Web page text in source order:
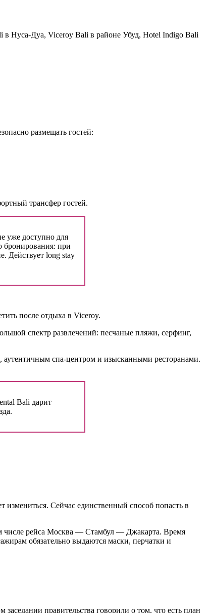
в Нуса-Дуа, Viceroy Bali в районе Убуд, Hotel Indigo Bali
размещать гостей:
трансфер гостей.
уже доступно для
бронирования: при
Действует long stay
после отдыха в Viceroy.
спектр развлечений: песчаные пляжи, серфинг,
спа-центром и изысканными ресторанами.
Bali дарит
измениться. Сейчас единственный способ попасть в
числе рейса Москва — Стамбул — Джакарта. Время
обязательно выдаются маски, перчатки и
правительства говорили о том, что есть план